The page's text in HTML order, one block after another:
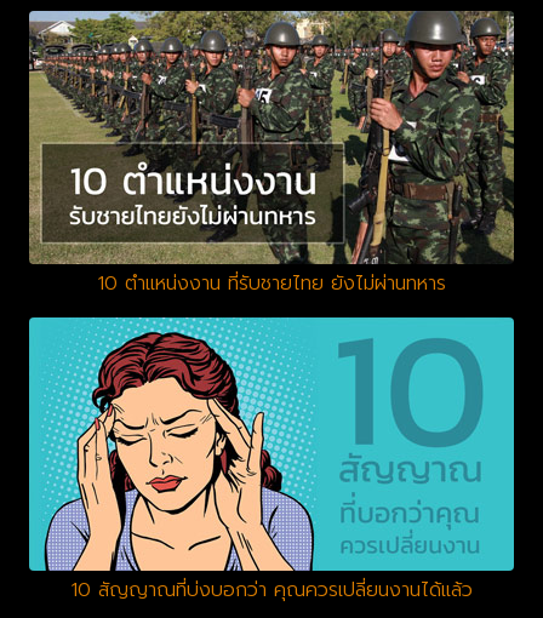
10 ตำแหน่งงาน ที่รับชายไทย ยังไม่ผ่านทหาร
10 สัญญาณที่บ่งบอกว่า คุณควรเปลี่ยนงานได้แล้ว